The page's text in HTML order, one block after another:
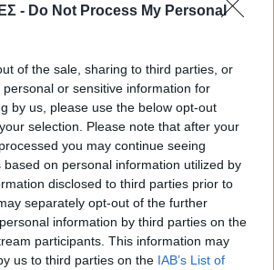
- Do Not Process My Personal
of the sale, sharing to third parties, or
or sensitive information for
by us, please use the below opt-out
selection. Please note that after your
you may continue seeing
based on personal information utilized by
disclosed to third parties prior to
separately opt-out of the further
information by third parties on the
participants. This information may
us to third parties on the IAB’s List of
- ΨΥΧΑΓΩΓΊΑ • ΔΉΜΟΣ ΚΙΣΆΜΟΥ
Κρητική βραδιά με τον Νίκο
• ΝΟΜΌΣ ΧΑΝΊΩΝ
στην Ιερά Μονή
8 Αυγούστου 2026 08:20
- ΨΥΧΑΓΩΓΊΑ
νηστίσιμα του
Συνταγές με
καλοκαιριού
8 Αυγούστου 2026 08:17